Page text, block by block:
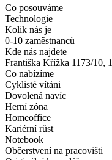
Co posouváme
Technologie
Kolik nás je
0-10 zaměstnanců
Kde nás najdete
Františka Křížka 1173/10,
Co nabízíme
Cyklisté vítáni
Dovolená navíc
Herní zóna
Homeoffice
Kariérní růst
Notebook
Občerstvení na pracovišti